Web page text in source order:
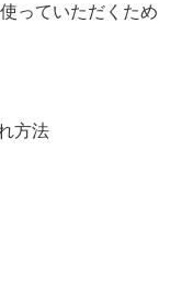
っていただくため
方法